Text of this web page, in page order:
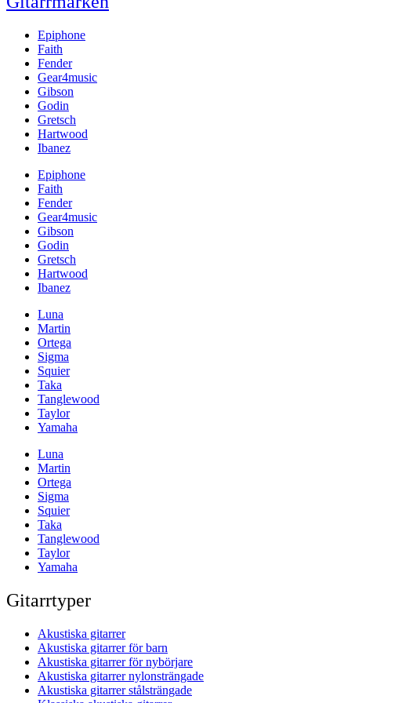
Epiphone
Faith
Fender
Gear4music
Gibson
Godin
Gretsch
Hartwood
Ibanez
Epiphone
Faith
Fender
Gear4music
Gibson
Godin
Gretsch
Hartwood
Ibanez
Luna
Martin
Ortega
Sigma
Squier
Taka
Tanglewood
Taylor
Yamaha
Luna
Martin
Ortega
Sigma
Squier
Taka
Tanglewood
Taylor
Yamaha
Gitarrtyper
Akustiska gitarrer
Akustiska gitarrer för barn
Akustiska gitarrer för nybörjare
Akustiska gitarrer nylonsträngade
Akustiska gitarrer stålsträngade